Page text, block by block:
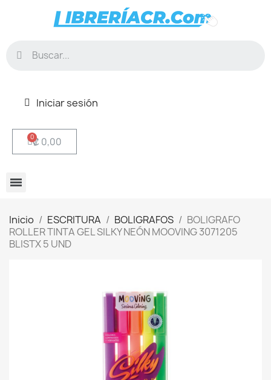
Iniciar sesión
₡ 0,00
Inicio ESCRITURA BOLIGRAFOS
BOLIGRAFO
ROLLER TINTA GEL SILKY NEÓN MOOVING 3071205
BLISTX 5 UND